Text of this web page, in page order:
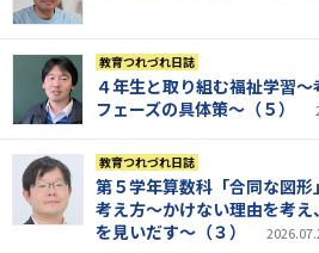
教育つれづれ日誌
４年生と取り組む福祉学習
フェーズの具体策～（５）
教育つれづれ日誌
第５学年算数科「合同な図形
考え方～かけない理由を考
を見いだす～（３）